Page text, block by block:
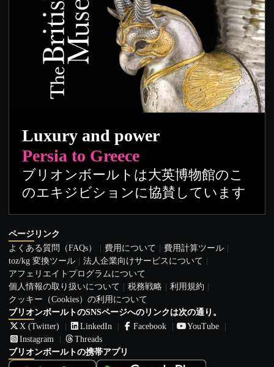
Luxury and power
Persia to Greece
ブリオンボールトは大英博物館のこ
のエキジビションに協賛しています
ページリンク
よくある質問（FAQs）
費用について
費用計算ツール
toz/kg 変換ツール
法人企業向けサービスについて
アフェリエイトプログラムについて
個人情報の取り扱いについて
税務戦略
利用規約
クッキー（Cookies）の利用について
ブリオンボールトのSNSページへのリンクは次の通り。
X (Twitter)
LinkedIn Facebook
YouTube
Instagram
Threads
ブリオンボールトの携帯アプリ